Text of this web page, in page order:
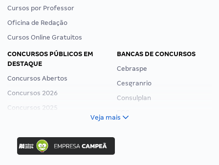
Cursos por Professor
Oficina de Redação
Cursos Online Gratuitos
CONCURSOS PÚBLICOS EM
DESTAQUE
Concursos Abertos
Concursos 2026
Concursos 2025
Concurso Ibama
Concurso MPU
BANCAS DE CONCURSOS
Cebraspe
Cesgranrio
Consulplan
Veja mais